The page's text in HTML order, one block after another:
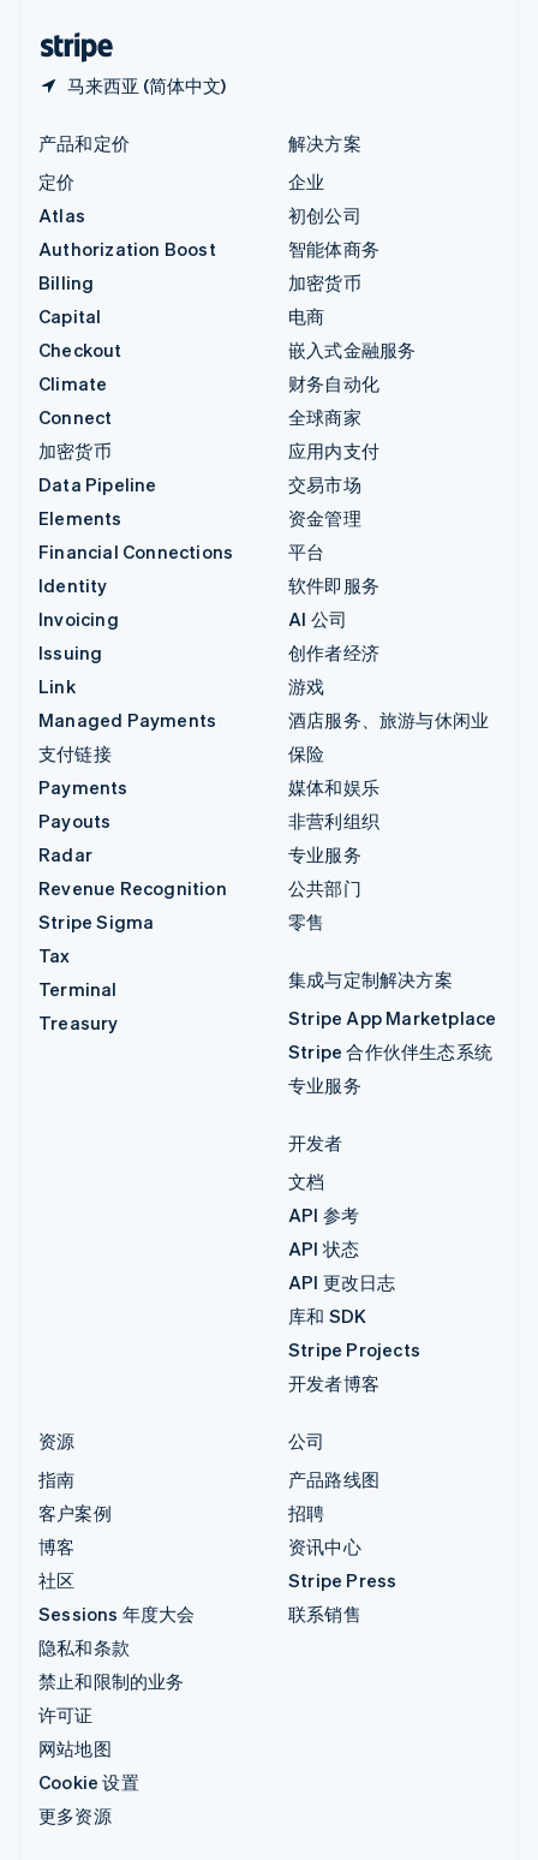
马来西亚 (简体中文)
产品和定价
定价
Atlas
Authorization Boost
Billing
Capital
Checkout
Climate
Connect
加密货币
Data Pipeline
Elements
Financial Connections
Identity
Invoicing
Issuing
Link
Managed Payments
支付链接
Payments
Payouts
Radar
Revenue Recognition
Stripe Sigma
Tax
Terminal
Treasury
解决方案
企业
初创公司
智能体商务
加密货币
电商
嵌入式金融服务
财务自动化
全球商家
应用内支付
交易市场
资金管理
平台
软件即服务
AI 公司
创作者经济
游戏
酒店服务、旅游与休闲业
保险
媒体和娱乐
非营利组织
专业服务
公共部门
零售
集成与定制解决方案
Stripe App Marketplace
Stripe 合作伙伴生态系统
专业服务
开发者
文档
API 参考
API 状态
API 更改日志
库和 SDK
Stripe Projects
开发者博客
资源
指南
客户案例
博客
社区
Sessions 年度大会
隐私和条款
禁止和限制的业务
许可证
网站地图
Cookie 设置
更多资源
公司
产品路线图
招聘
资讯中心
Stripe Press
联系销售